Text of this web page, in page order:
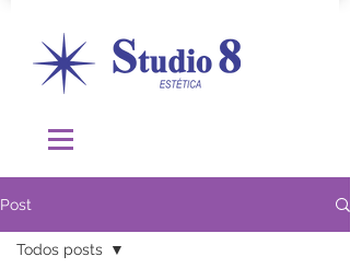
Post
Todos posts